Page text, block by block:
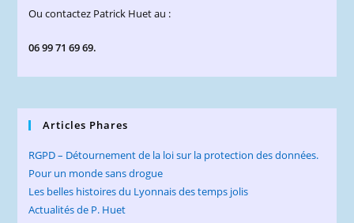
Ou contactez Patrick Huet au :
06 99 71 69 69.
Articles Phares
RGPD – Détournement de la loi sur la protection des données.
Pour un monde sans drogue
Les belles histoires du Lyonnais des temps jolis
Actualités de P. Huet